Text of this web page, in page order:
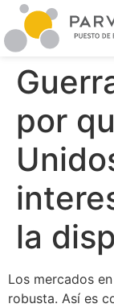
por
la
Los mercados
robusta. Así es